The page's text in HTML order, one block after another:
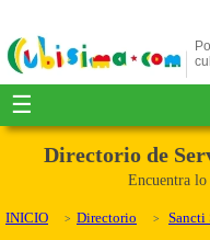
☰
Directorio de
Encuentra lo
INICIO Directorio Sancti